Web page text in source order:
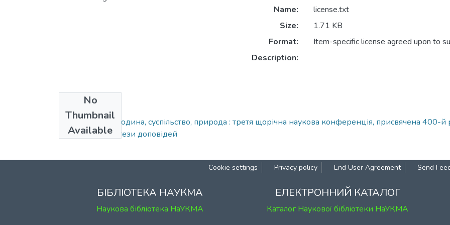
No
Thumbnail
Available
Name:
license.txt
Size:
1.71 KB
Format:
Item-specific license agreed upon to
Description:
Collections
1997. Україна: людина, суспільство, природа : третя щорічна наукова конференція, присвячена 400-
Петра Могили : тези доповідей
Cookie settings Privacy policy End User Agreement Send
БІБЛІОТЕКА НАУКМА
Наукова бібліотека НаУКМА
ЕЛЕКТРОННИЙ КАТАЛОГ
Каталог Наукової бібліотеки НаУКМА